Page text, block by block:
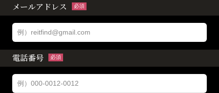
メールアドレス 必須
電話番号 必須